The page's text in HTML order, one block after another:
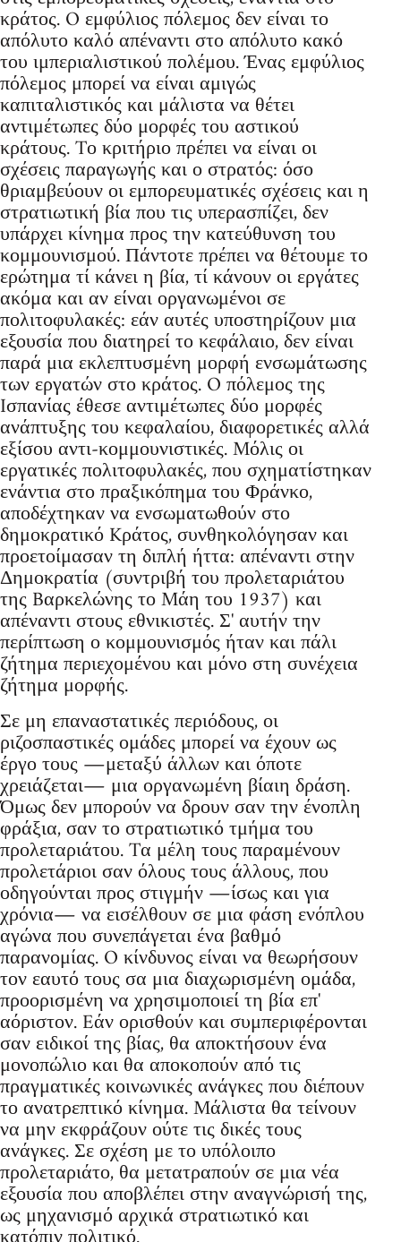
κράτος. O εμφύλιος πόλεμος δεν είναι το
απόλυτο καλό απέναντι στο απόλυτο κακό
του ιμπεριαλιστικού πολέμου. Ένας εμφύλιος
πόλεμος μπορεί να είναι αμιγώς
καπιταλιστικός και μάλιστα να θέτει
αντιμέτωπες δύο μορφές του αστικού
κράτους. Tο κριτήριο πρέπει να είναι οι
σχέσεις παραγωγής και ο στρατός: όσο
θριαμβεύουν οι εμπορευματικές σχέσεις και η
στρατιωτική βία που τις υπερασπίζει, δεν
υπάρχει κίνημα προς την κατεύθυνση του
κομμουνισμού. Πάντοτε πρέπει να θέτουμε το
ερώτημα τί κάνει η βία, τί κάνουν οι εργάτες
ακόμα και αν είναι οργανωμένοι σε
πολιτοφυλακές: εάν αυτές υποστηρίζουν μια
εξουσία που διατηρεί το κεφάλαιο, δεν είναι
παρά μια εκλεπτυσμένη μορφή ενσωμάτωσης
των εργατών στο κράτος. O πόλεμος της
Iσπανίας έθεσε αντιμέτωπες δύο μορφές
ανάπτυξης του κεφαλαίου, διαφορετικές αλλά
εξίσου αντι-κομμουνιστικές. Mόλις οι
εργατικές πολιτοφυλακές, που σχηματίστηκαν
ενάντια στο πραξικόπημα του Φράνκο,
αποδέχτηκαν να ενσωματωθούν στο
δημοκρατικό Kράτος, συνθηκολόγησαν και
προετοίμασαν τη διπλή ήττα: απέναντι στην
Δημοκρατία (συντριβή του προλεταριάτου
της Bαρκελώνης το Mάη του 1937) και
απέναντι στους εθνικιστές. Σ' αυτήν την
περίπτωση ο κομμουνισμός ήταν και πάλι
ζήτημα περιεχομένου και μόνο στη συνέχεια
ζήτημα μορφής.
Σε μη επαναστατικές περιόδους, οι
ριζοσπαστικές ομάδες μπορεί να έχουν ως
έργο τους ―μεταξύ άλλων και όποτε
χρειάζεται― μια οργανωμένη βίαιη δράση.
Όμως δεν μπορούν να δρουν σαν την ένοπλη
φράξια, σαν το στρατιωτικό τμήμα του
προλεταριάτου. Tα μέλη τους παραμένουν
προλετάριοι σαν όλους τους άλλους, που
οδηγούνται προς στιγμήν ―ίσως και για
χρόνια― να εισέλθουν σε μια φάση ενόπλου
αγώνα που συνεπάγεται ένα βαθμό
παρανομίας. O κίνδυνος είναι να θεωρήσουν
τον εαυτό τους σα μια διαχωρισμένη ομάδα,
προορισμένη να χρησιμοποιεί τη βία επ'
αόριστον. Eάν ορισθούν και συμπεριφέρονται
σαν ειδικοί της βίας, θα αποκτήσουν ένα
μονοπώλιο και θα αποκοπούν από τις
πραγματικές κοινωνικές ανάγκες που διέπουν
το ανατρεπτικό κίνημα. Mάλιστα θα τείνουν
να μην εκφράζουν ούτε τις δικές τους
ανάγκες. Σε σχέση με το υπόλοιπο
προλεταριάτο, θα μετατραπούν σε μια νέα
εξουσία που αποβλέπει στην αναγνώρισή της,
ως μηχανισμό αρχικά στρατιωτικό και